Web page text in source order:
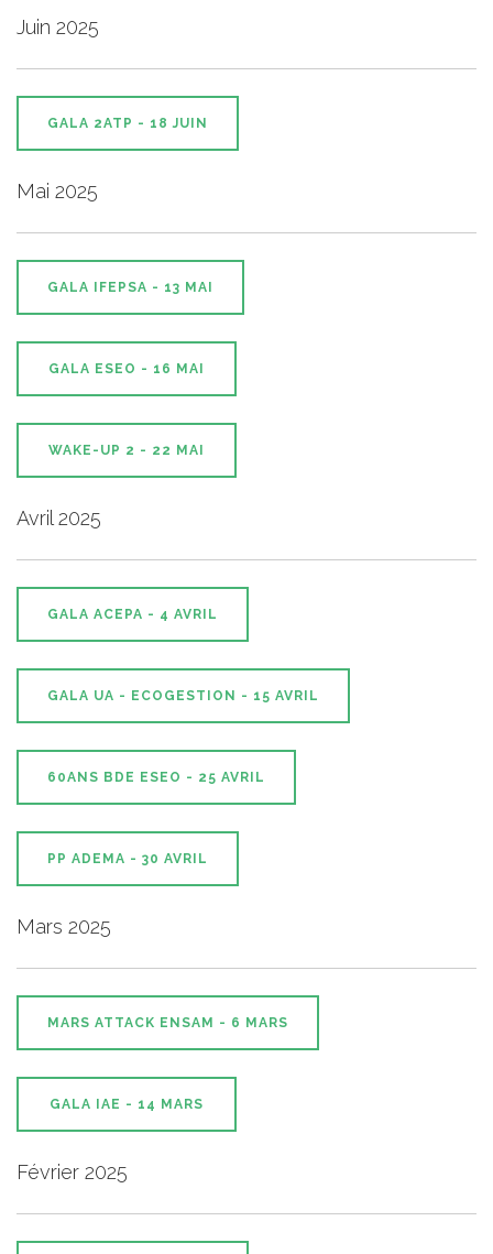
Juin 2025
GALA 2ATP - 18 JUIN
Mai 2025
GALA IFEPSA - 13 MAI
GALA ESEO - 16 MAI
WAKE-UP 2 - 22 MAI
Avril 2025
GALA ACEPA - 4 AVRIL
GALA UA - ECOGESTION - 15 AVRIL
60ANS BDE ESEO - 25 AVRIL
PP ADEMA - 30 AVRIL
Mars 2025
MARS ATTACK ENSAM - 6 MARS
GALA IAE - 14 MARS
Février 2025